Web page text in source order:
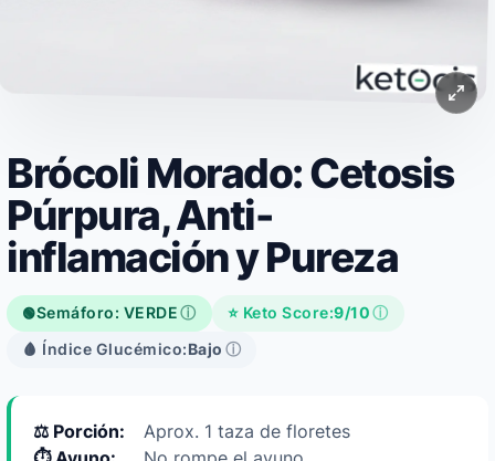
Brócoli Morado: Cetosis
Púrpura, Anti-
inflamación y Pureza
🟢Semáforo: VERDEⓘ ⭐ Keto Score:9/10ⓘ
🩸 Índice Glucémico:Bajo ⓘ
⚖️ Porción:
Aprox. 1 taza de floretes